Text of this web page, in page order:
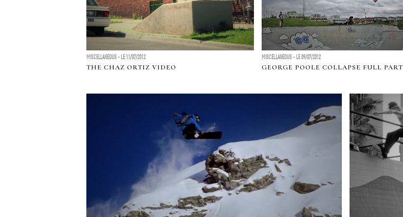
MISCELLANEOUS - LE 11/07/2012
THE CHAZ ORTIZ VIDEO
MISCELLANEOUS - LE 09/07/2012
GEORGE POOLE COLLAPSE FULL PART